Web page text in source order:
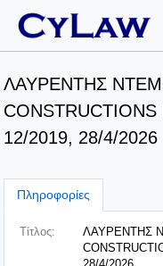
ΛΑΥΡΕΝΤΗΣ
CONSTRUCTIONS
12/2019, 28/4/2026
Πληροφορίες
Τίτλος:
ΛΑΥΡΕΝΤΗΣ